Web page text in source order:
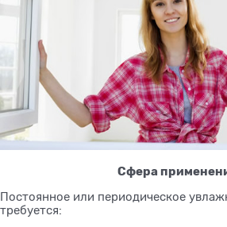
Сфера
Постоянное или периодическое
требуется: